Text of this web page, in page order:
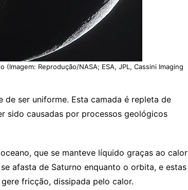
Reprodução/NASA; ESA, JPL, Cassini Imaging
ser uniforme. Esta camada é repleta de
sido causadas por processos geológicos
que se manteve líquido graças ao calor
afasta de Saturno enquanto o orbita, e estas
fricção, dissipada pelo calor.